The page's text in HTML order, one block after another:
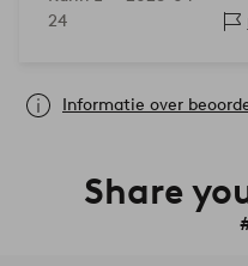
24
Informatie over
Share